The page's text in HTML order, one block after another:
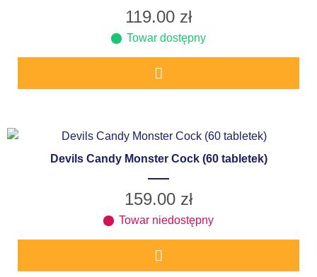
119.00 zł
Towar dostępny
Devils Candy Monster Cock (60 tabletek)
159.00 zł
Towar niedostępny